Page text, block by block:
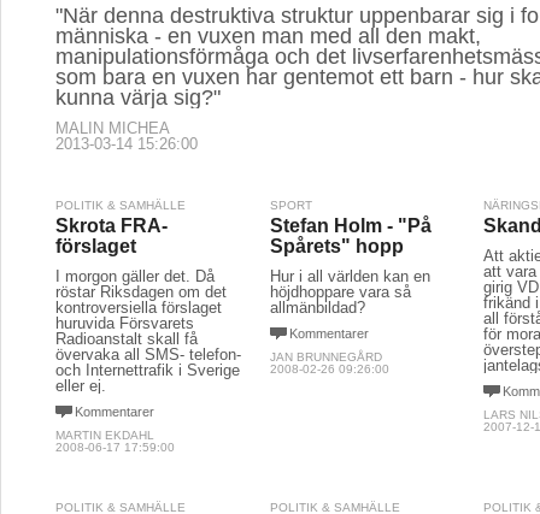
"När denna destruktiva struktur uppenbarar sig i
människa - en vuxen man med all den makt,
manipulationsförmåga och det
som bara en vuxen har gentemot ett barn - hur
kunna värja sig?"
MALIN MICHEA
2013-03-14 15:26:00
POLITIK & SAMHÄLLE
Skrota FRA-
förslaget
I morgon gäller det. Då
röstar Riksdagen om det
kontroversiella förslaget
huruvida Försvarets
Radioanstalt skall få
övervaka all SMS- telefon-
och Internettrafik i Sverige
eller ej.
Kommentarer
MARTIN EKDAHL
2008-06-17 17:59:00
SPORT
Stefan Holm - "På
Spårets" hopp
Hur i all världen kan en
höjdhoppare vara så
allmänbildad?
Kommentarer
JAN BRUNNEGÅRD
2008-02-26 09:26:00
Att
att vara
girig
frikänd
all
för
LARS
2007-12-
POLITIK & SAMHÄLLE POLITIK & SAMHÄLLE POLITIK